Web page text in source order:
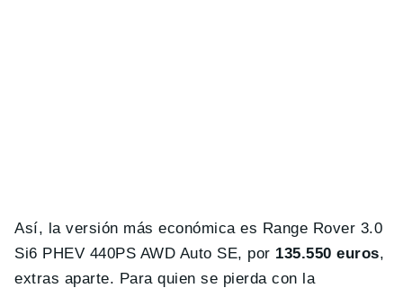
Así, la versión más económica es Range Rover 3.0
Si6 PHEV 440PS AWD Auto SE, por 135.550 euros,
extras aparte. Para quien se pierda con la